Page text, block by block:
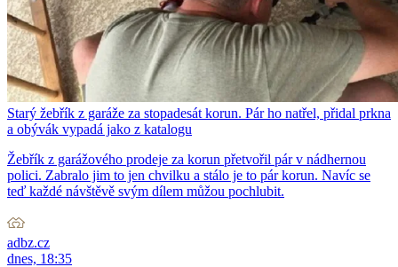
Starý žebřík z garáže za stopadesát korun. Pár ho natřel, přidal prkna
a obývák vypadá jako z katalogu
Žebřík z garážového prodeje za korun přetvořil pár v nádhernou
polici. Zabralo jim to jen chvilku a stálo je to pár korun. Navíc se
teď každé návštěvě svým dílem můžou pochlubit.
adbz.cz
dnes, 18:35